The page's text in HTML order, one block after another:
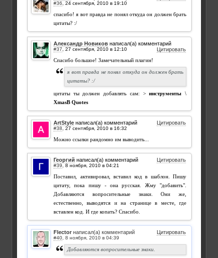
#36
спасибо! я вот правда не понял откуда он должен брать
цитаты? :/
Александр Новиков написал(а) комментарий
Цитировать
#37
Спасибо большое! Замечательный плагин!
я вот правда не понял откуда он должен брать
цитаты? :/
цитаты ты должен добавлять сам: >инструменты \
XmasB Quotes
ArtStyle написал(а) комментарий Цитировать
#38
Можно ссылки рандомно им выводить...
Георгий написал(а) комментарий Цитировать
#39
Поставил, активировал, вставил код в шаблон. Пишу
цитату, пока пишу - она русская. Жму "добавить".
Добавляются вопросительные знаки. Они же,
естественно, выводятся и на странице в месте, где
вставлен код. И где копать? Спасибо.
Flector написал(а) комментарий Цитировать
#40
Добавляются вопросительные знаки.